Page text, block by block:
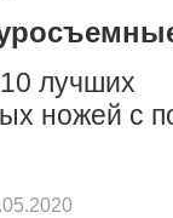
с
к
:
лучших
ножей с